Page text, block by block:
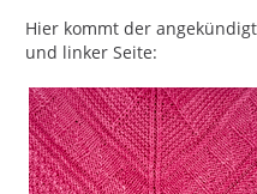
Hier kommt der
und linker Seite: